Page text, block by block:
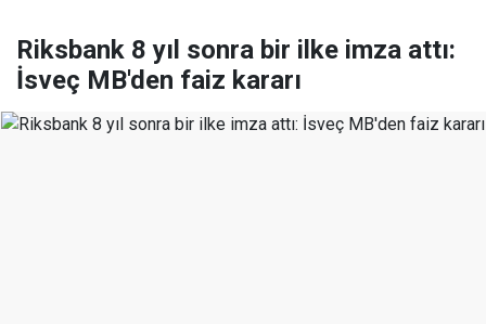
Riksbank 8 yıl sonra bir ilke imza attı:
İsveç MB'den faiz kararı